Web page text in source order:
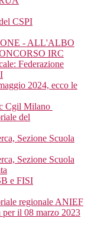
CSPI
- ALL'ALBO
IRC
Federazione
2024, ecco le
Cgil Milano
del
Sezione Scuola
Sezione Scuola
e FISI
regionale ANIEF
il 08 marzo 2023